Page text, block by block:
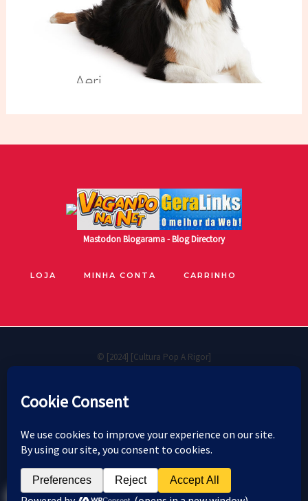
MastodonBlogarama - Blog Directory
LOJA MINHA CONTA CARRINHO
© [2024] [Cultura Pop A Rigor]
Políticas de privacidade
Política de reembolso e devoluções